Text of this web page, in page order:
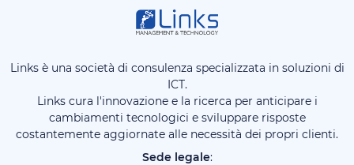
Links è una società di consulenza specializzata in soluzioni di
ICT.
Links cura l'innovazione e la ricerca per anticipare i
cambiamenti tecnologici e sviluppare risposte
costantemente aggiornate alle necessità dei propri clienti.
Sede legale: